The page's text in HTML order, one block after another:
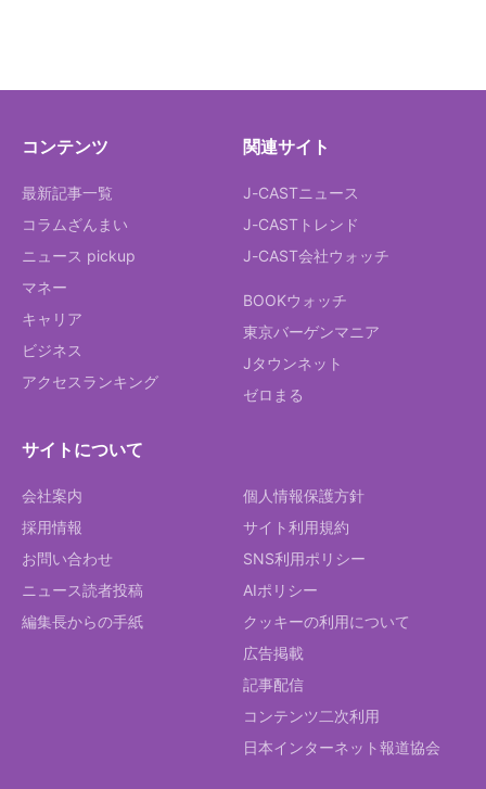
コンテンツ
最新記事一覧
コラムざんまい
ニュース pickup
マネー
キャリア
ビジネス
アクセスランキング
関連サイト
J-CASTニュース
J-CASTトレンド
J-CAST会社ウォッチ
BOOKウォッチ
東京バーゲンマニア
Jタウンネット
ゼロまる
サイトについて
会社案内
採用情報
お問い合わせ
ニュース読者投稿
編集長からの手紙
個人情報保護方針
サイト利用規約
SNS利用ポリシー
AIポリシー
クッキーの利用について
広告掲載
記事配信
コンテンツ二次利用
日本インターネット報道協会